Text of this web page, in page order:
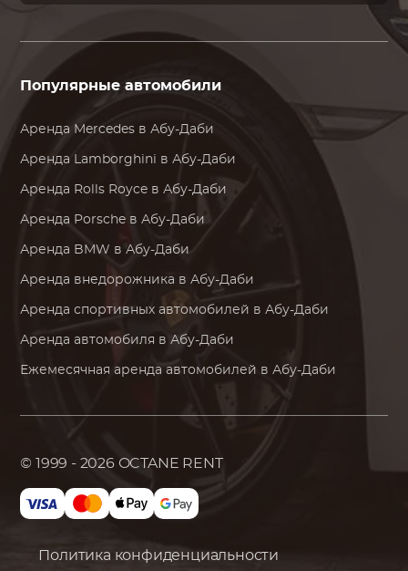
Популярные автомобили
Аренда Mercedes в Абу-Даби
Аренда Lamborghini в Абу-Даби
Аренда Rolls Royce в Абу-Даби
Аренда Porsche в Абу-Даби
Аренда BMW в Абу-Даби
Аренда внедорожника в Абу-Даби
Аренда спортивных автомобилей в Абу-Даби
Аренда автомобиля в Абу-Даби
Ежемесячная аренда автомобилей в Абу-Даби
© 1999 - 2026 OCTANE RENT
Политика конфиденциальности